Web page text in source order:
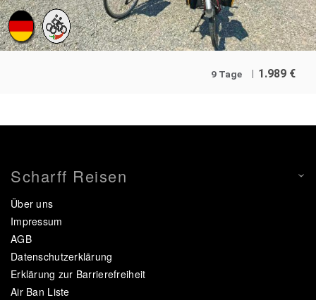
9 Tage 1.989 €
Scharff Reisen
Über uns
Impressum
AGB
Datenschutzerklärung
Erklärung zur Barrierefreiheit
Air Ban Liste